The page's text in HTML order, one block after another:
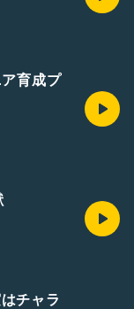
育成プ
チャラ